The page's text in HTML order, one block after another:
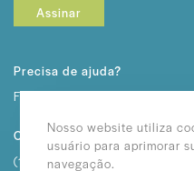
Assinar
Precisa de ajuda?
Fale conosco
Contato
(11) 2292-3232
Nosso website utiliza
usuário para aprimorar
navegação.